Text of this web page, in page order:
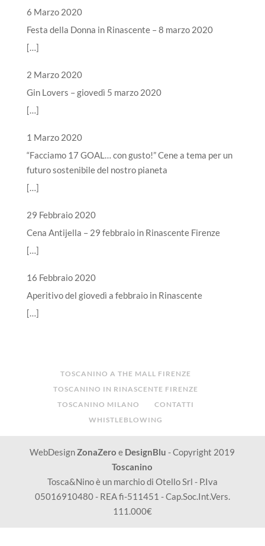
6 Marzo 2020
Festa della Donna in Rinascente – 8 marzo 2020
[…]
2 Marzo 2020
Gin Lovers – giovedì 5 marzo 2020
[…]
1 Marzo 2020
“Facciamo 17 GOAL… con gusto!” Cene a tema per un
futuro sostenibile del nostro pianeta
[…]
29 Febbraio 2020
Cena Antijella – 29 febbraio in Rinascente Firenze
[…]
16 Febbraio 2020
Aperitivo del giovedì a febbraio in Rinascente
[…]
TOSCANINO A THE MALL FIRENZE
TOSCANINO IN RINASCENTE FIRENZE
TOSCANINO MILANO
CONTATTI
WHISTLEBLOWING
WebDesignZonaZero e DesignBlu - Copyright 2019
Toscanino
Tosca&Nino è un marchio di Otello Srl - P.Iva
05016910480 - REA fi-511451 - Cap.Soc.Int.Vers.
111.000€